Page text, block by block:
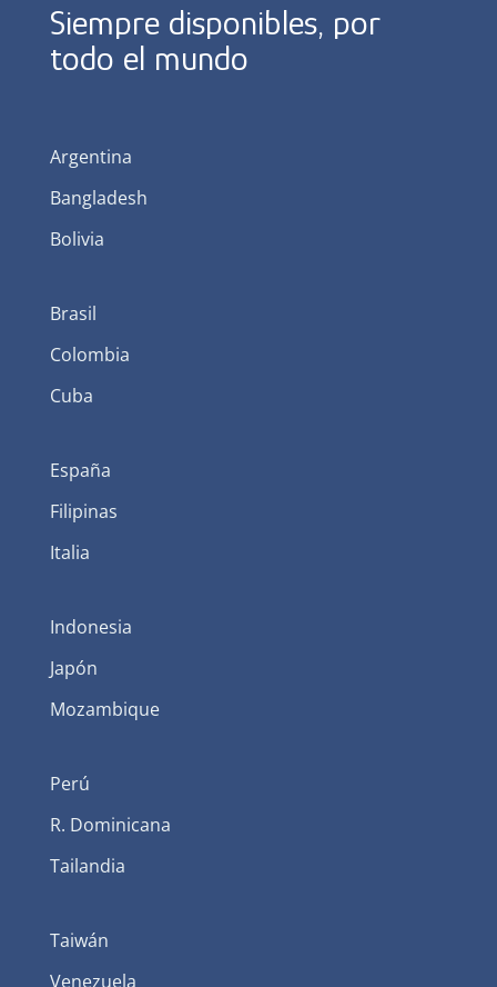
Siempre disponibles, por
todo el mundo
Argentina
Bangladesh
Bolivia
Brasil
Colombia
Cuba
España
Filipinas
Italia
Indonesia
Japón
Mozambique
Perú
R. Dominicana
Tailandia
Taiwán
Venezuela